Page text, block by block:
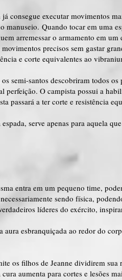
consegue executar movimentos
manuseio. Quando tocar em uma
arremessar o armamento em
precisos sem gastar
e corte equivalentes ao
semi-santos descobriram todos
perfeição. O campista possui a
passará a ter corte e resistência
serve apenas para aquela
entra em um pequeno time,
sendo física,
líderes do exército,
aura esbranquiçada ao redor do
os filhos de Jeanne dividirem
aumenta para cortes e lesões